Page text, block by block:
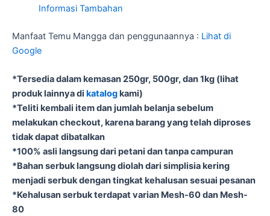
Informasi Tambahan
Manfaat Temu Mangga dan penggunaannya : Lihat di
Google
*Tersedia dalam kemasan 250gr, 500gr, dan 1kg (lihat
produk lainnya di katalogkami)
*Teliti kembali item dan jumlah belanja sebelum
melakukan checkout, karena barang yang telah diproses
tidak dapat dibatalkan
*100% asli langsung dari petani dan tanpa campuran
*Bahan serbuk langsung diolah dari simplisia kering
menjadi serbuk dengan tingkat kehalusan sesuai pesanan
*Kehalusan serbuk terdapat varian Mesh-60 dan Mesh-
80